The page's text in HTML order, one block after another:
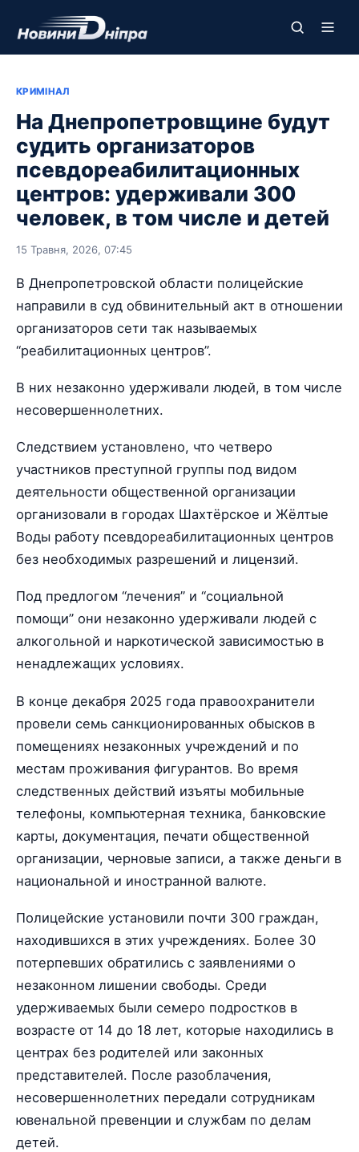
КРИМІНАЛ
На Днепропетровщине будут
судить организаторов
псевдореабилитационных
центров: удерживали 300
человек, в том числе и детей
15 Травня, 2026, 07:45
В Днепропетровской области полицейские
направили в суд обвинительный акт в отношении
организаторов сети так называемых
“реабилитационных центров”.
В них незаконно удерживали людей, в том числе
несовершеннолетних.
Следствием установлено, что четверо
участников преступной группы под видом
деятельности общественной организации
организовали в городах Шахтёрское и Жёлтые
Воды работу псевдореабилитационных центров
без необходимых разрешений и лицензий.
Под предлогом “лечения” и “социальной
помощи” они незаконно удерживали людей с
алкогольной и наркотической зависимостью в
ненадлежащих условиях.
В конце декабря 2025 года правоохранители
провели семь санкционированных обысков в
помещениях незаконных учреждений и по
местам проживания фигурантов. Во время
следственных действий изъяты мобильные
телефоны, компьютерная техника, банковские
карты, документация, печати общественной
организации, черновые записи, а также деньги в
национальной и иностранной валюте.
Полицейские установили почти 300 граждан,
находившихся в этих учреждениях. Более 30
потерпевших обратились с заявлениями о
незаконном лишении свободы. Среди
удерживаемых были семеро подростков в
возрасте от 14 до 18 лет, которые находились в
центрах без родителей или законных
представителей. После разоблачения,
несовершеннолетних передали сотрудникам
ювенальной превенции и службам по делам
детей.